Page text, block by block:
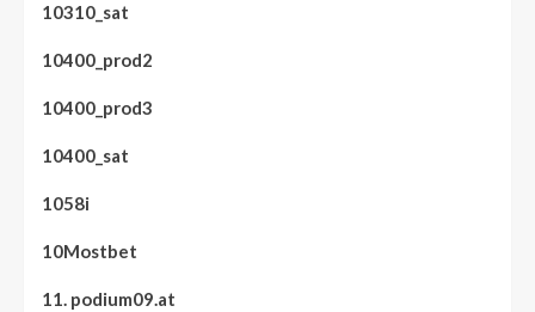
10310_sat
10400_prod2
10400_prod3
10400_sat
1058i
10Mostbet
11. podium09.at